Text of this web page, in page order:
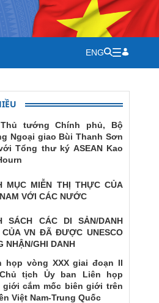
ENG
tướng Chính phủ, Bộ
Ngoại giao Bùi Thanh Sơn
Tổng thư ký ASEAN Kao
MỤC MIỄN THỊ THỰC CỦA
VỚI CÁC NƯỚC
SÁCH CÁC DI SẢN/DANH
CỦA VN ĐÃ ĐƯỢC UNESCO
NHẬN/GHI DANH
họp vòng XXX giai đoạn II
tịch Ủy ban Liên họp
giới cắm mốc biên giới trên
Việt Nam-Trung Quốc